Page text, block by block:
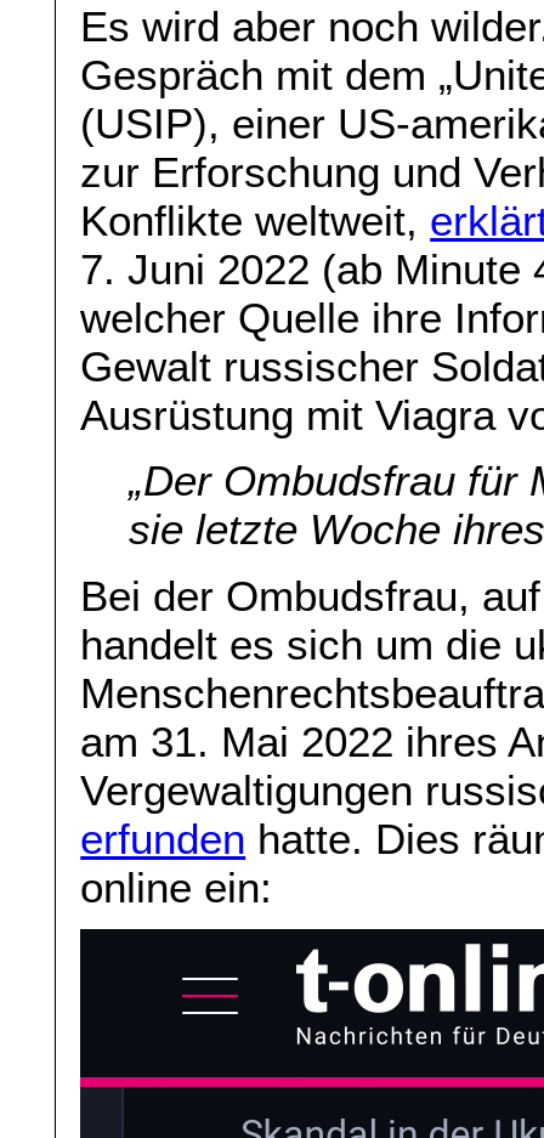
Es wird aber noch
Gespräch mit dem
(USIP), einer US-
zur Erforschung und
Konflikte weltweit,
7. Juni 2022 (ab Minute
welcher Quelle ihre
Gewalt russischer
Ausrüstung mit Viagra
„Der Ombudsfrau für
sie letzte Woche
Bei der Ombudsfrau,
handelt es sich um die
am 31. Mai 2022 ihres
Vergewaltigungen
erfunden hatte. Dies
online ein: